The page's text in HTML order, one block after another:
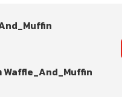
Waffle_And_Muffin